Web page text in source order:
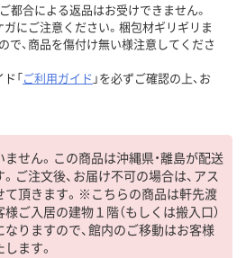
都合による返品はお受けできません。
ガにご注意ください。梱包材ギリギリま
で、商品を傷付け無い様注意してくださ
「ご利用ガイド 」を必ずご確認の上、お
せん。この商品は沖縄県・離島が配送
ご注文後、お届け不可の場合は、アス
て頂きます。※こちらの商品は軒先渡
ご入居の建物１階（もしくは搬入口）
りますので、館内のご移動はお客様
ます。